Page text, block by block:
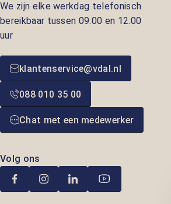
We zijn elke werkdag telefonisch
bereikbaar tussen 09.00 en 12.00
uur
klantenservice@vdal.nl
088 010 35 00
Chat met een medewerker
Volg ons